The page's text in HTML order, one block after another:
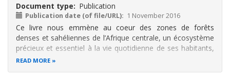
Document type Publication
Publication date (of file/URL) 1 November 2016
Ce livre nous emmène au coeur des zones de forêts
denses et sahéliennes de l’Afrique centrale, un écosystème
précieux et essentiel à la vie quotidienne de ses habitants,
représentant l’un des trois principaux ensembles boisés
READ MORE